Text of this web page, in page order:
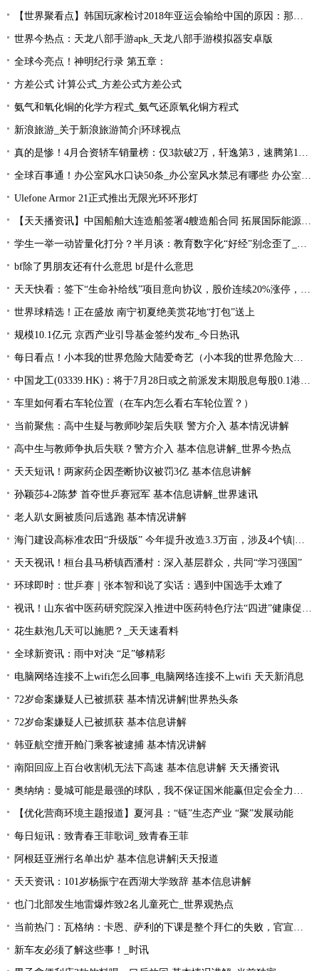
【世界聚看点】韩国玩家检讨2018年亚运会输给中国的原因：那一年是Uzi的时代！
世界今热点：天龙八部手游apk_天龙八部手游模拟器安卓版
全球今亮点！神明纪行录 第五章：
方差公式 计算公式_方差公式方差公式
氨气和氧化铜的化学方程式_氨气还原氧化铜方程式
新浪旅游_关于新浪旅游简介|环球视点
真的是惨！4月合资轿车销量榜：仅3款破2万，轩逸第3，速腾第16！
全球百事通！办公室风水口诀50条_办公室风水禁忌有哪些 办公室风水禁忌大全
Ulefone Armor 21正式推出无限光环环形灯
【天天播资讯】中国船舶大连造船签署4艘造船合同 拓展国际能源运输领域合作
学生一举一动皆量化打分？半月谈：教育数字化“好经”别念歪了_环球今亮点
bf除了男朋友还有什么意思 bf是什么意思
天天快看：签下“生命补给线”项目意向协议，股价连续20%涨停，这家公司获机构扎堆关注
世界球精选！正在盛放 南宁初夏绝美赏花地“打包”送上
规模10.1亿元 京西产业引导基金签约发布_今日热讯
每日看点！小本我的世界危险大陆爱奇艺（小本我的世界危险大陆）
中国龙工(03339.HK)：将于7月28日或之前派发末期股息每股0.1港元-世界微资讯
车里如何看右车轮位置（在车内怎么看右车轮位置？）
当前聚焦：高中生疑与教师吵架后失联 警方介入 基本情况讲解
高中生与教师争执后失联？警方介入 基本信息讲解_世界今热点
天天短讯！两家药企因垄断协议被罚3亿 基本信息讲解
孙颖莎4-2陈梦 首夺世乒赛冠军 基本信息讲解_世界速讯
老人趴女厕被质问后逃跑 基本情况讲解
海门建设高标准农田“升级版” 今年提升改造3.3万亩，涉及4个镇|每日速读
天天视讯！桓台县马桥镇西潘村：深入基层群众，共同“学习强国”
环球即时：世乒赛｜张本智和说了实话：遇到中国选手太难了
视讯！山东省中医药研究院深入推进中医药特色疗法“四进”健康促进行动
花生麸泡几天可以施肥？_天天速看料
全球新资讯：雨中对决 “足”够精彩
电脑网络连接不上wifi怎么回事_电脑网络连接不上wifi 天天新消息
72岁命案嫌疑人已被抓获 基本情况讲解|世界热头条
72岁命案嫌疑人已被抓获 基本信息讲解
韩亚航空擅开舱门乘客被逮捕 基本情况讲解
南阳回应上百台收割机无法下高速 基本信息讲解 天天播资讯
奥纳纳：曼城可能是最强的球队，我不保证国米能赢但定会全力以赴|环球最新
【优化营商环境主题报道】夏河县：“链”生态产业 “聚”发展动能
每日短讯：致青春王菲歌词_致青春王菲
阿根廷亚洲行名单出炉 基本信息讲解|天天报道
天天资讯：101岁杨振宁在西湖大学致辞 基本信息讲解
也门北部发生地雷爆炸致2名儿童死亡_世界观热点
当前热门：瓦格纳：卡恩、萨利的下课是整个拜仁的失败，官宣的时机让我无言
新车友必须了解这些事！_时讯